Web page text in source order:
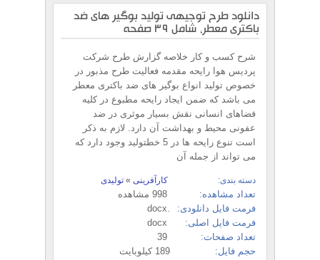
دانلود طرح توجیهی تولید بوگیر های ضد
باکتری معطر، شامل 39 صفحه
شرح کسب و کار خلاصه گزارش طرح شرکت
پردیس هوا رایحه مقدمه فعالیت طرح مذبور در
خصوص تولید انواع بوگیر های ضد باکتری معطر
می باشد که ضمن ایجاد رایحه مطبوع در کلیه
فضاهای انسانی نقش بسیار موثری در ضد
عفونی محیط و بهداشت آن دارد. لازم به ذکر
است تنوع رایحه ها در 5 خطتولید وجود دارد که
می تواند از جمله آن
دسته بندی: کارآفرینی » تولیدی
تعداد مشاهده:
فرمت فایل دانلودی:
.docx
فرمت فایل اصلی:
تعداد صفحات:
حجم فایل:
189 کیلوبایت